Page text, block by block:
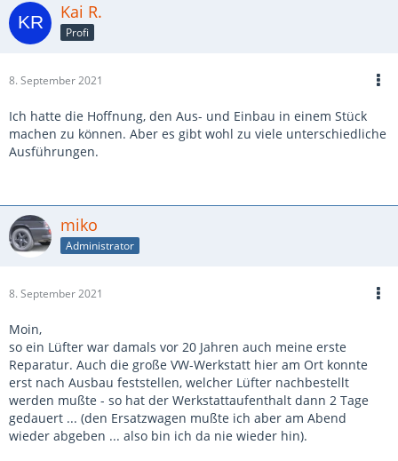
Kai R.
Profi
8. September 2021
Ich hatte die Hoffnung, den Aus- und Einbau in einem Stück
machen zu können. Aber es gibt wohl zu viele unterschiedliche
Ausführungen.
miko
Administrator
8. September 2021
Moin,
so ein Lüfter war damals vor 20 Jahren auch meine erste
Reparatur. Auch die große VW-Werkstatt hier am Ort konnte
erst nach Ausbau feststellen, welcher Lüfter nachbestellt
werden mußte - so hat der Werkstattaufenthalt dann 2 Tage
gedauert ... (den Ersatzwagen mußte ich aber am Abend
wieder abgeben ... also bin ich da nie wieder hin).